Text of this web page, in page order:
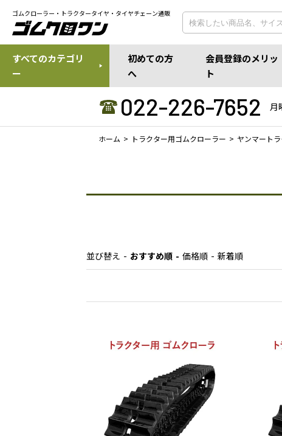
ゴムクローラー・トラクタータイヤ・タイヤチェーン通販
すべてのカテゴリ
ー
初めての方
へ
会員登録のメリッ
ト
022-226-7652 月
ホーム トラクター用ゴムクローラー ヤンマート
並び替え おすすめ順 価格順 新着順